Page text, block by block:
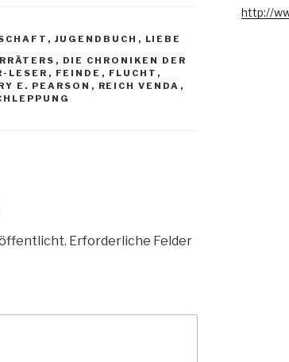
, JUGENDBUCH , LIEBE
, DIE CHRONIKEN DER
LESER , FEINDE , FLUCHT ,
E. PEARSON , REICH VENDA ,
Erforderliche Felder
http://